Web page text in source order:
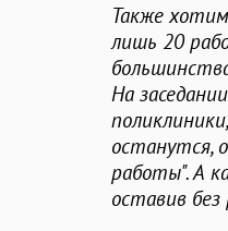
Также
лишь 20
На
останутся,
работы". А
оставив